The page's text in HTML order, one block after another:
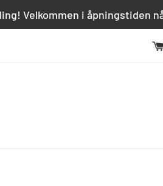
Velkommen i åpningstiden